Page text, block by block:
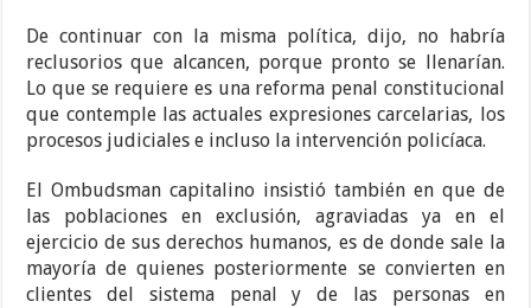
De continuar con la misma política, dijo, no habría
reclusorios que alcancen, porque pronto se llenarían.
Lo que se requiere es una reforma penal constitucional
que contemple las actuales expresiones carcelarias, los
procesos judiciales e incluso la intervención policíaca.
El Ombudsman capitalino insistió también en que de
las poblaciones en exclusión, agraviadas ya en el
ejercicio de sus derechos humanos, es de donde sale la
mayoría de quienes posteriormente se convierten en
clientes del sistema penal y de las personas en